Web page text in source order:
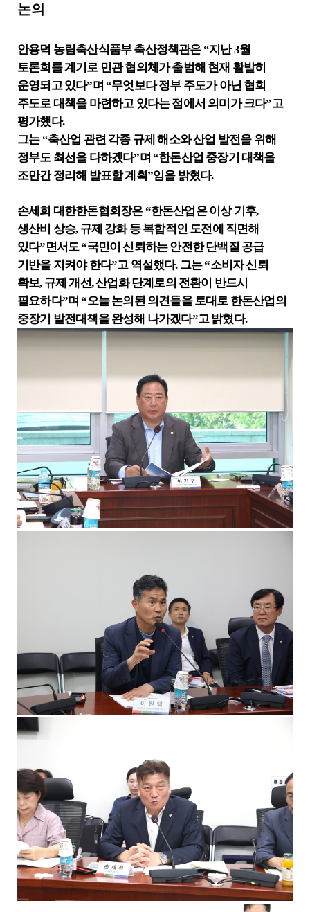
논의
안용덕 농림축산식품부 축산정책관은“지난3월
토론회를 계기로 민관 협의체가 출범해 현재 활발히
운영되고 있다”며“무엇보다 정부 주도가 아닌 협회
주도로 대책을 마련하고 있다는 점에서 의미가 크다”고
평가했다.
그는“축산업 관련 각종 규제 해소와 산업 발전을 위해
정부도 최선을 다하겠다”며“한돈산업 중장기 대책을
조만간 정리해 발표할 계획”임을 밝혔다.
손세희 대한한돈협회장은“한돈산업은 이상 기후,
생산비 상승, 규제 강화 등 복합적인 도전에 직면해
있다”면서도“국민이 신뢰하는 안전한 단백질 공급
기반을 지켜야 한다”고 역설했다. 그는“소비자 신뢰
확보, 규제 개선,산업화 단계로의 전환이 반드시
필요하다”며“오늘 논의된 의견들을 토대로 한돈산업의
중장기 발전대책을 완성해 나가겠다”고 밝혔다.